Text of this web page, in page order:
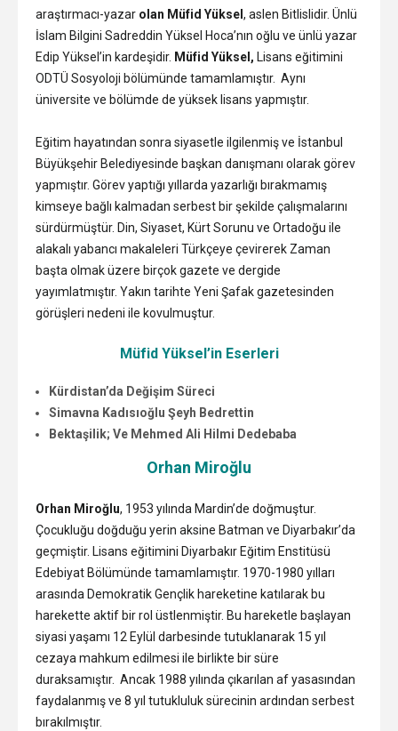
araştırmacı-yazar olan Müfid Yüksel , aslen Bitlislidir. Ünlü
İslam Bilgini Sadreddin Yüksel Hoca’nın oğlu ve ünlü yazar
Edip Yüksel’in kardeşidir. Müfid Yüksel, Lisans eğitimini
ODTÜ Sosyoloji bölümünde tamamlamıştır. Aynı
üniversite ve bölümde de yüksek lisans yapmıştır.
Eğitim hayatından sonra siyasetle ilgilenmiş ve İstanbul
Büyükşehir Belediyesinde başkan danışmanı olarak görev
yapmıştır. Görev yaptığı yıllarda yazarlığı bırakmamış
kimseye bağlı kalmadan serbest bir şekilde çalışmalarını
sürdürmüştür. Din, Siyaset, Kürt Sorunu ve Ortadoğu ile
alakalı yabancı makaleleri Türkçeye çevirerek Zaman
başta olmak üzere birçok gazete ve dergide
yayımlatmıştır. Yakın tarihte Yeni Şafak gazetesinden
görüşleri nedeni ile kovulmuştur.
Müfid Yüksel’in Eserleri
Kürdistan’da Değişim Süreci
Simavna Kadısıoğlu Şeyh Bedrettin
Bektaşilik; Ve Mehmed Ali Hilmi Dedebaba
Orhan Miroğlu
Orhan Miroğlu, 1953 yılında Mardin’de doğmuştur.
Çocukluğu doğduğu yerin aksine Batman ve Diyarbakır’da
geçmiştir. Lisans eğitimini Diyarbakır Eğitim Enstitüsü
Edebiyat Bölümünde tamamlamıştır. 1970-1980 yılları
arasında Demokratik Gençlik hareketine katılarak bu
harekette aktif bir rol üstlenmiştir. Bu hareketle başlayan
siyasi yaşamı 12 Eylül darbesinde tutuklanarak 15 yıl
cezaya mahkum edilmesi ile birlikte bir süre
duraksamıştır. Ancak 1988 yılında çıkarılan af yasasından
faydalanmış ve 8 yıl tutukluluk sürecinin ardından serbest
bırakılmıştır.